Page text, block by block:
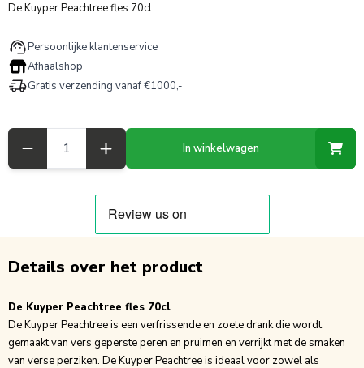
De Kuyper Peachtree fles 70cl
Persoonlijke klantenservice
Afhaalshop
Gratis verzending vanaf €1000,-
In winkelwagen
Details over het product
De Kuyper Peachtree fles 70cl
De Kuyper Peachtree is een verfrissende en zoete drank die wordt
gemaakt van vers geperste peren en pruimen en verrijkt met de smaken
van verse perziken. De Kuyper Peachtree is ideaal voor zowel als